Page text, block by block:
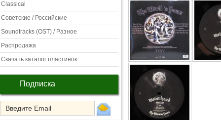
Classical
Советские / Российские
Soundtracks (OST) / Разное
Распродажа
Скачать каталог пластинок
Подписка